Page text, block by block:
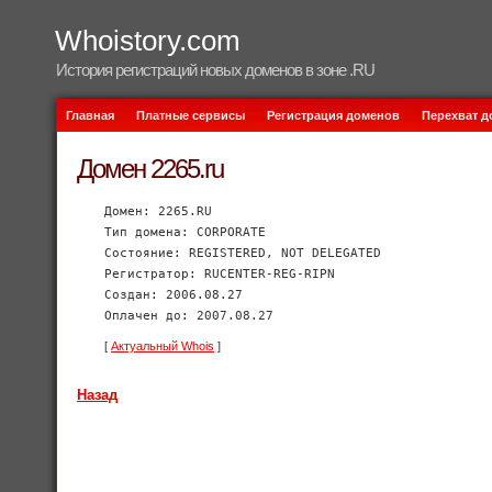
Whoistory.com
История регистраций новых доменов в зоне .RU
Главная Платные сервисы Регистрация доменов Перехват
Домен 2265.ru
Домен: 2265.RU
Тип домена: CORPORATE
Состояние: REGISTERED, NOT DELEGATED
Регистратор: RUCENTER-REG-RIPN
Создан: 2006.08.27
Оплачен до: 2007.08.27
[ Актуальный Whois ]
Назад